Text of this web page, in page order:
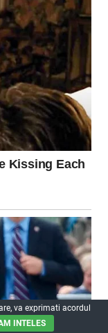
va exprimati acordul
INTELES